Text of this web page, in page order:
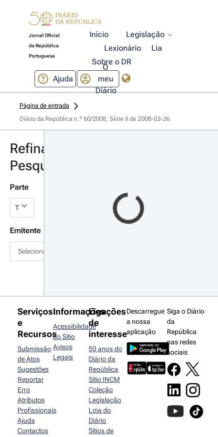
Jornal Oficial
da República
Portuguesa
Início
Legislação
Lexionário
Lia
Sobre o DR
Ajuda
O
meu
Diário
Página de entrada
Diário da República n.º 60/2008, Série II de 2008-03-26
Refinar
Pesquisa
Parte
Emitente
Selecionar
Serviços
e
Recursos
Submissão
de Atos
Sugestões
Reportar
Erro
Atributos
Profissionais
Ajuda
Contactos
Informações
Acessibilidade
do Sítio
Avisos
Legais
Ligações
de
interesse
50 anos do
Diário da
República
Sítio INCM
Coleção
Legislação
Loja do
Diário
Sítios de
Descarregue
a nossa
aplicação
Siga o Diário
da
República
nas redes
sociais